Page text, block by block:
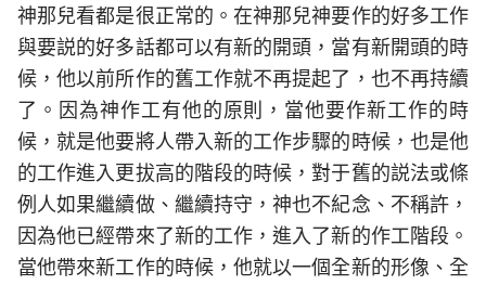
神那兒看都是很正常的。在神那兒神要作的好多工作
與要説的好多話都可以有新的開頭，當有新開頭的時
候，他以前所作的舊工作就不再提起了，也不再持續
了。因為神作工有他的原則，當他要作新工作的時
候，就是他要將人帶入新的工作步驟的時候，也是他
的工作進入更拔高的階段的時候，對于舊的説法或條
例人如果繼續做、繼續持守，神也不紀念、不稱許，
因為他已經帶來了新的工作，進入了新的作工階段。
當他帶來新工作的時候，他就以一個全新的形像、全